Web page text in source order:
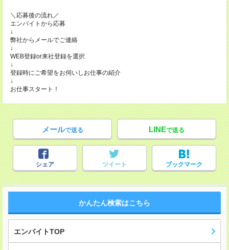
＼応募後の流れ／
エンバイトから応募
↓
弊社からメールでご連絡
↓
WEB登録or来社登録を選択
↓
登録時にご希望をお伺いしお仕事の紹介
↓
お仕事スタート！
メールで送る LINEで送る
シェア ツイート ブックマーク
かんたん検索はこちら
エンバイトTOP